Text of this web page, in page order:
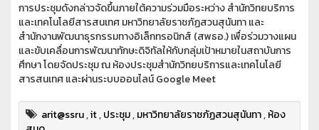
การประชุมดังกล่าวจัดขึ้นภายใต้ความร่วมมือระหว่าง สำนักวิทยบริการ
และเทคโนโลยีสารสนเทศ มหาวิทยาลัยราชภัฏสวนสุนันทา และ
สำนักงานพัฒนาธุรกรรมทางอิเล็กทรอนิกส์ (สพธอ.) เพื่อร่วมวางแผน
และขับเคลื่อนการพัฒนาทักษะดิจิทัลให้กับกลุ่มเป้าหมายในสถาบันการ
ศึกษา โดยจัดประชุม ณ ห้องประชุมสำนักวิทยบริการและเทคโนโลยี
สารสนเทศ และผ่านระบบออนไลน์ Google Meet
arit@ssru,it,ประชุม,มหาวิทยาลัยราชภัฏสวนสุนันทา,ห้อง